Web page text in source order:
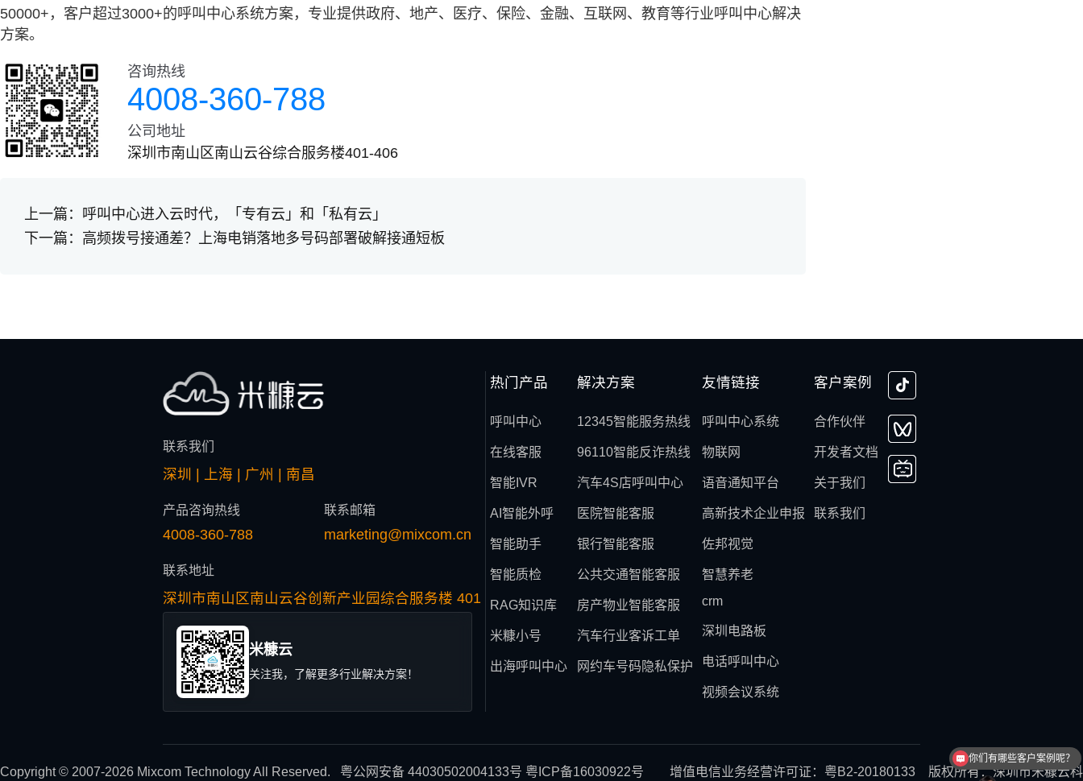
50000+，客户超过3000+的呼叫中心系统方案，专业提供政府、地产、医疗、保险、金融、互联网、教育等行业呼叫中心解决
方案。
咨询热线
4008-360-788
公司地址
深圳市南山区南山云谷综合服务楼401-406
上一篇： 呼叫中心进入云时代，「专有云」和「私有云」
下一篇： 高频拨号接通差？上海电销落地多号码部署破解接通短板
联系我们
深圳 | 上海 | 广州 | 南昌
产品咨询热线
4008-360-788
联系邮箱
marketing@mixcom.cn
联系地址
深圳市南山区南山云谷创新产业园综合服务楼 401
米糠云
关注我，了解更多行业解决方案！
热门产品
呼叫中心
在线客服
智能IVR
AI智能外呼
智能助手
智能质检
RAG知识库
米糠小号
出海呼叫中心
解决方案
12345智能服务热线
96110智能反诈热线
汽车4S店呼叫中心
医院智能客服
银行智能客服
公共交通智能客服
房产物业智能客服
汽车行业客诉工单
网约车号码隐私保护
友情链接
呼叫中心系统
物联网
语音通知平台
高新技术企业申报
佐邦视觉
智慧养老
crm
深圳电路板
电话呼叫中心
视频会议系统
客户案例
合作伙伴
开发者文档
关于我们
联系我们
Copyright © 2007-2026 Mixcom Technology All Reserved. 粤公网安备 44030502004133号 粤ICP备16030922号 增值电信业务经营许可证：粤B2-20180133 版权所有：深圳市米糠云科
怎么申请试用体验呢？